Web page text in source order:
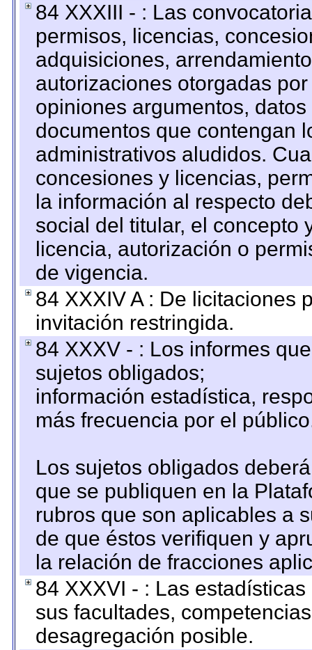
84 XXXIII - : Las
permisos, licencias,
adquisiciones,
autorizaciones otorgadas
opiniones argumentos,
documentos que contengan
administrativos aludidos.
concesiones y licencias,
la información al respecto
social del titular, el concepto
licencia, autorización o
de vigencia.
84 XXXIV A : De licitaciones
invitación restringida.
84 XXXV - : Los informes
sujetos obligados;
información estadística,
más frecuencia por el
Los sujetos obligados
que se publiquen en la
rubros que son aplicables a
de que éstos verifiquen y
la relación de fracciones
84 XXXVI - : Las
sus facultades,
desagregación posible.